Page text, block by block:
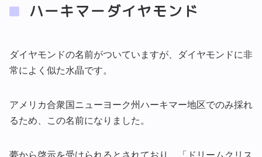
ハーキマーダイヤモンド
ダイヤモンドの名前がついていますが、ダイヤモンドに非
常によく似た水晶です。
アメリカ合衆国ニューヨーク州ハーキマー地区でのみ採れ
るため、この名前になりました。
夢から啓示を受けられるとされており、「ドリームクリス